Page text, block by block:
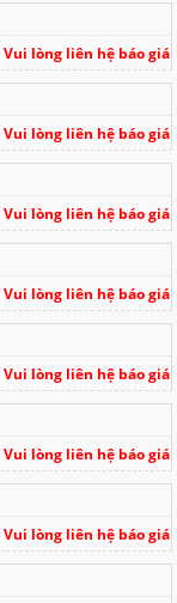
Vui lòng liên hệ báo giá
Vui lòng liên hệ báo giá
Vui lòng liên hệ báo giá
Vui lòng liên hệ báo giá
Vui lòng liên hệ báo giá
Vui lòng liên hệ báo giá
Vui lòng liên hệ báo giá